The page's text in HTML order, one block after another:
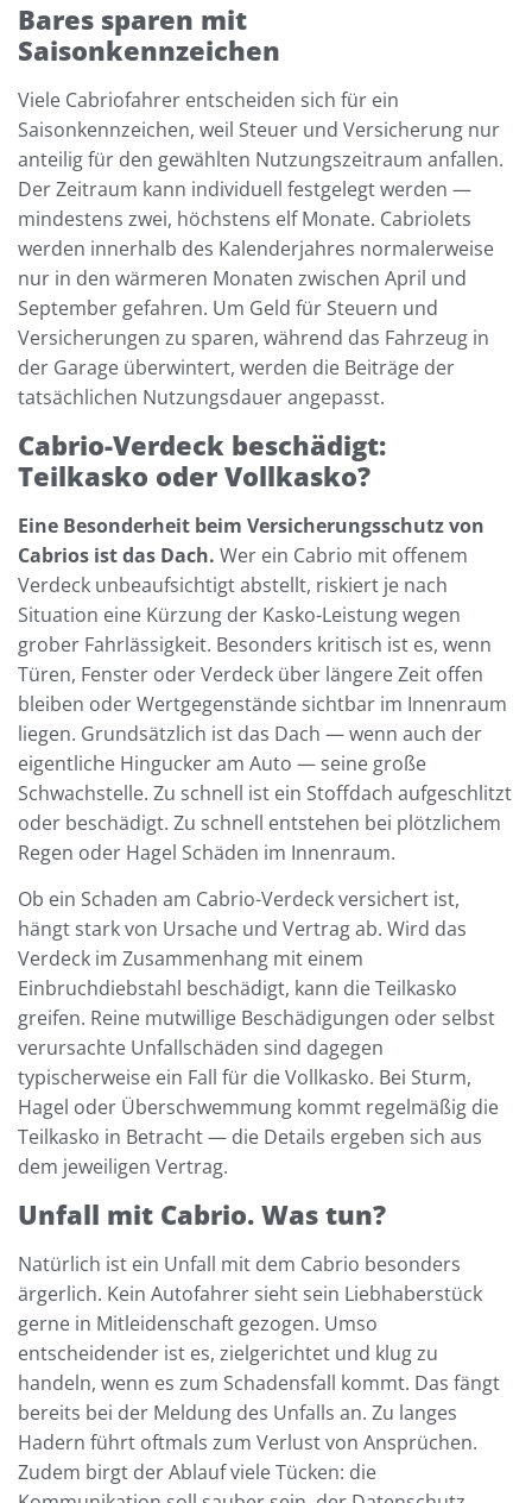
Bares sparen mit
Saisonkennzeichen
Viele Cabriofahrer entscheiden sich für ein
Saisonkennzeichen, weil Steuer und Versicherung nur
anteilig für den gewählten Nutzungszeitraum anfallen.
Der Zeitraum kann individuell festgelegt werden —
mindestens zwei, höchstens elf Monate. Cabriolets
werden innerhalb des Kalenderjahres normalerweise
nur in den wärmeren Monaten zwischen April und
September gefahren. Um Geld für Steuern und
Versicherungen zu sparen, während das Fahrzeug in
der Garage überwintert, werden die Beiträge der
tatsächlichen Nutzungsdauer angepasst.
Cabrio-Verdeck beschädigt:
Teilkasko oder Vollkasko?
Eine Besonderheit beim Versicherungsschutz von
Cabrios ist das Dach. Wer ein Cabrio mit offenem
Verdeck unbeaufsichtigt abstellt, riskiert je nach
Situation eine Kürzung der Kasko-Leistung wegen
grober Fahrlässigkeit. Besonders kritisch ist es, wenn
Türen, Fenster oder Verdeck über längere Zeit offen
bleiben oder Wertgegenstände sichtbar im Innenraum
liegen. Grundsätzlich ist das Dach — wenn auch der
eigentliche Hingucker am Auto — seine große
Schwachstelle. Zu schnell ist ein Stoffdach aufgeschlitzt
oder beschädigt. Zu schnell entstehen bei plötzlichem
Regen oder Hagel Schäden im Innenraum.
Ob ein Schaden am Cabrio-Verdeck versichert ist,
hängt stark von Ursache und Vertrag ab. Wird das
Verdeck im Zusammenhang mit einem
Einbruchdiebstahl beschädigt, kann die Teilkasko
greifen. Reine mutwillige Beschädigungen oder selbst
verursachte Unfallschäden sind dagegen
typischerweise ein Fall für die Vollkasko. Bei Sturm,
Hagel oder Überschwemmung kommt regelmäßig die
Teilkasko in Betracht — die Details ergeben sich aus
dem jeweiligen Vertrag.
Unfall mit Cabrio. Was tun?
Natürlich ist ein Unfall mit dem Cabrio besonders
ärgerlich. Kein Autofahrer sieht sein Liebhaberstück
gerne in Mitleidenschaft gezogen. Umso
entscheidender ist es, zielgerichtet und klug zu
handeln, wenn es zum Schadensfall kommt. Das fängt
bereits bei der Meldung des Unfalls an. Zu langes
Hadern führt oftmals zum Verlust von Ansprüchen.
Zudem birgt der Ablauf viele Tücken: die